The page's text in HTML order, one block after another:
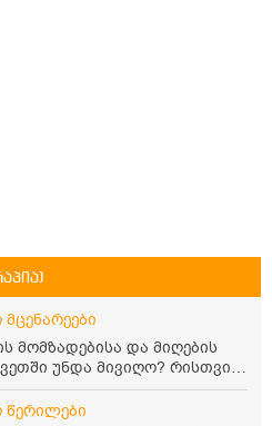
მომზადებისა და მიღების
უნდა მივიღო? რისთვის
თუ აქვს